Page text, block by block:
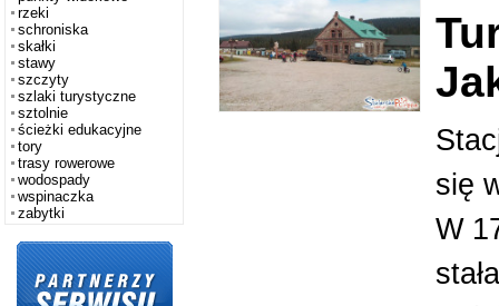
rzeki
schroniska
skałki
stawy
szczyty
szlaki turystyczne
sztolnie
ścieżki edukacyjne
tory
trasy rowerowe
wodospady
wspinaczka
zabytki
się
W